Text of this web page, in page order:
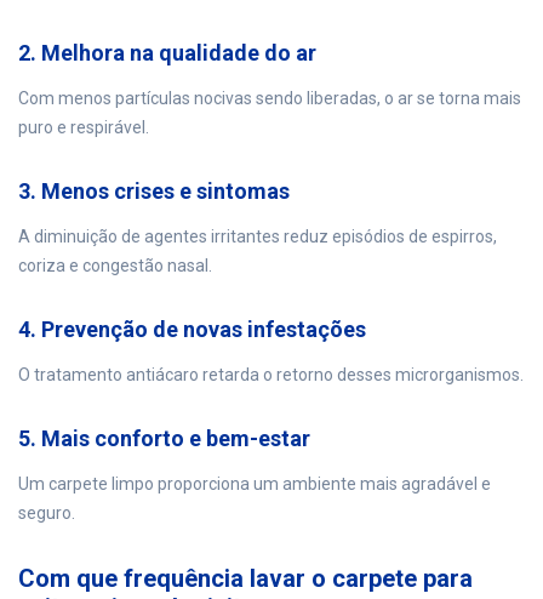
2. Melhora na qualidade do ar
Com menos partículas nocivas sendo liberadas, o ar se torna mais
puro e respirável.
3. Menos crises e sintomas
A diminuição de agentes irritantes reduz episódios de espirros,
coriza e congestão nasal.
4. Prevenção de novas infestações
O tratamento antiácaro retarda o retorno desses microrganismos.
5. Mais conforto e bem-estar
Um carpete limpo proporciona um ambiente mais agradável e
seguro.
Com que frequência lavar o carpete para